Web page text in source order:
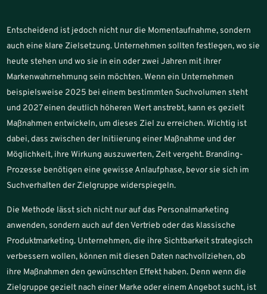
Entscheidend ist jedoch nicht nur die Momentaufnahme, sondern
auch eine klare Zielsetzung. Unternehmen sollten festlegen, wo sie
heute stehen und wo sie in ein oder zwei Jahren mit ihrer
Markenwahrnehmung sein möchten. Wenn ein Unternehmen
beispielsweise 2025 bei einem bestimmten Suchvolumen steht
und 2027 einen deutlich höheren Wert anstrebt, kann es gezielt
Maßnahmen entwickeln, um dieses Ziel zu erreichen. Wichtig ist
dabei, dass zwischen der Initiierung einer Maßnahme und der
Möglichkeit, ihre Wirkung auszuwerten, Zeit vergeht. Branding-
Prozesse benötigen eine gewisse Anlaufphase, bevor sie sich im
Suchverhalten der Zielgruppe widerspiegeln.
Die Methode lässt sich nicht nur auf das Personalmarketing
anwenden, sondern auch auf den Vertrieb oder das klassische
Produktmarketing. Unternehmen, die ihre Sichtbarkeit strategisch
verbessern wollen, können mit diesen Daten nachvollziehen, ob
ihre Maßnahmen den gewünschten Effekt haben. Denn wenn die
Zielgruppe gezielt nach einer Marke oder einem Angebot sucht, ist